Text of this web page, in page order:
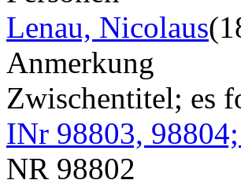
Lenau, Nicolaus
Anmerkung
Zwischentitel; es
INr 98803,
NR 98802